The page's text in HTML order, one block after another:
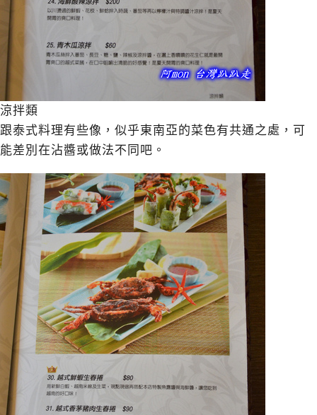
涼拌類
跟泰式料理有些像，似乎東南亞的菜色有共通之處，可
能差別在沾醬或做法不同吧。